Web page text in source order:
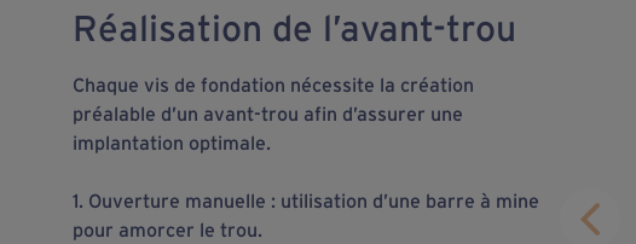
Réalisation de l’avant-trou
Chaque vis de fondation nécessite la création
préalable d’un avant-trou afin d’assurer une
implantation optimale.
1. Ouverture manuelle : utilisation d’une barre à mine
pour amorcer le trou.